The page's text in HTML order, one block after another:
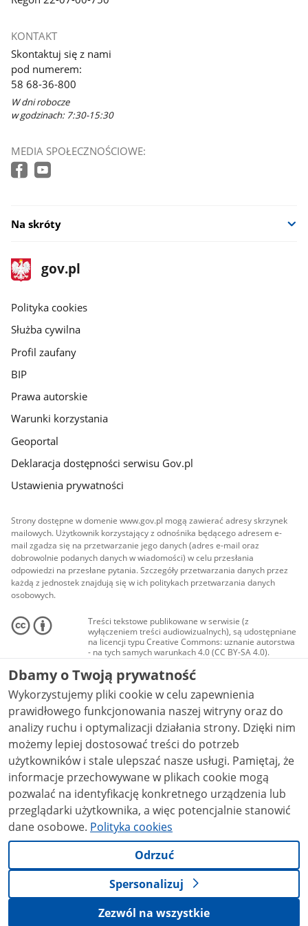
KONTAKT
Skontaktuj się z nami
pod numerem:
58 68-36-800
W dni robocze
w godzinach: 7:30-15:30
MEDIA SPOŁECZNOŚCIOWE:
Na skróty
stopka
gov.pl
Strona
gov.pl
gov.pl
Polityka cookies
Służba cywilna
Profil zaufany
BIP
Prawa autorskie
Warunki korzystania
Geoportal
Deklaracja dostępności serwisu Gov.pl
Ustawienia prywatności
Strony dostępne w domenie www.gov.pl mogą zawierać adresy skrzynek
mailowych. Użytkownik korzystający z odnośnika będącego adresem e-
mail zgadza się na przetwarzanie jego danych (adres e-mail oraz
dobrowolnie podanych danych w wiadomości) w celu przesłania
odpowiedzi na przesłane pytania. Szczegóły przetwarzania danych przez
każdą z jednostek znajdują się w ich politykach przetwarzania danych
osobowych.
Treści tekstowe publikowane w serwisie (z
wyłączeniem treści audiowizualnych), są udostępniane
na licencji typu Creative Commons: uznanie autorstwa
- na tych samych warunkach 4.0 (CC BY-SA 4.0).
Materiały audiowizualne, w tym zdjęcia, materiały
audio i wideo, są udostępniane na licencji typu
Creative Commons: uznanie autorstwa użycie
niekomercyjne - bez utworów zależnych 4.0 (CC BY-
NC-ND 4.0), o ile nie jest to stwierdzone inaczej.
Dbamy o Twoją prywatność
Wykorzystujemy pliki cookie w celu zapewnienia
prawidłowego funkcjonowania naszej witryny oraz do
analizy ruchu i optymalizacji działania strony. Dzięki nim
możemy lepiej dostosować treści do potrzeb
użytkowników i stale ulepszać nasze usługi. Pamiętaj, że
informacje przechowywane w plikach cookie mogą
pozwalać na identyfikację konkretnego urządzenia lub
przeglądarki użytkownika, a więc potencjalnie stanowić
dane osobowe. Polityka cookies
Odrzuć
Spersonalizuj
Zezwól na wszystkie